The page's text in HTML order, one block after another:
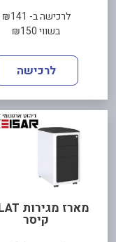
לרכישה ב- ₪141
בשווי ₪150
לרכישה
קיסר